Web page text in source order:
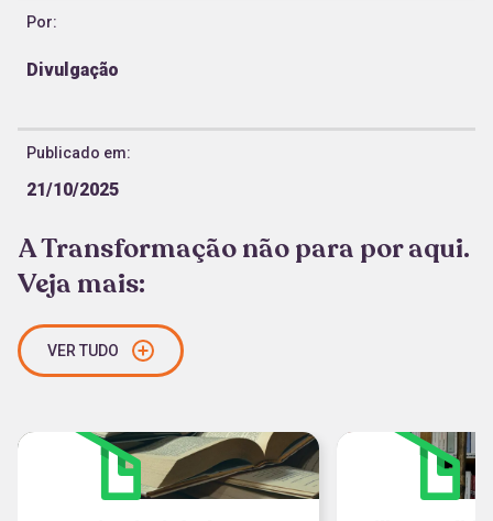
Por:
Divulgação
Publicado em:
21/10/2025
A Transformação não para por aqui.
Veja mais:
VER TUDO